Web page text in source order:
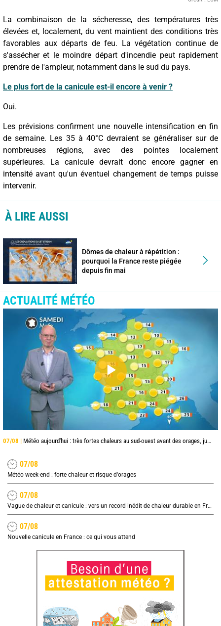
La combinaison de la sécheresse, des températures très
élevées et, localement, du vent maintient des conditions très
favorables aux départs de feu. La végétation continue de
s'assécher et le moindre départ d'incendie peut rapidement
prendre de l'ampleur, notamment dans le sud du pays.
Le plus fort de la canicule est-il encore à venir ?
Oui.
Les prévisions confirment une nouvelle intensification en fin
de semaine. Les 35 à 40°C devraient se généraliser sur de
nombreuses régions, avec des pointes localement
supérieures. La canicule devrait donc encore gagner en
intensité avant qu'un éventuel changement de temps puisse
intervenir.
À LIRE AUSSI
Dômes de chaleur à répétition :
pourquoi la France reste piégée
depuis fin mai
ACTUALITÉ MÉTÉO
07/08 | Météo aujourd'hui : très fortes chaleurs au sud-ouest avant des orages, jusqu'à 39°C
07/08
Météo week-end : forte chaleur et risque d'orages
07/08
Vague de chaleur et canicule : vers un record inédit de chaleur durable en France
07/08
Nouvelle canicule en France : ce qui vous attend